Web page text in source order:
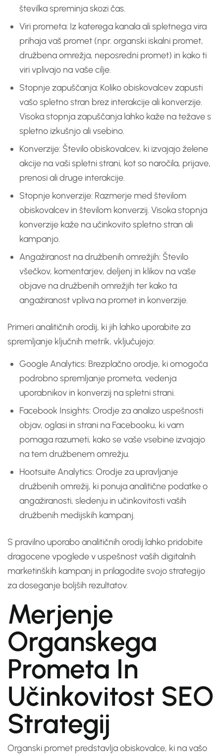
številka spreminja skozi čas.
Viri prometa: Iz katerega kanala ali spletnega vira
prihaja vaš promet (npr. organski iskalni promet,
družbena omrežja, neposredni promet) in kako ti
viri vplivajo na vaše cilje.
Stopnje zapuščanja: Koliko obiskovalcev zapusti
vašo spletno stran brez interakcije ali konverzije.
Visoka stopnja zapuščanja lahko kaže na težave s
spletno izkušnjo ali vsebino.
Konverzije: Število obiskovalcev, ki izvajajo želene
akcije na vaši spletni strani, kot so naročila, prijave,
prenosi ali druge interakcije.
Stopnje konverzije: Razmerje med številom
obiskovalcev in številom konverzij. Visoka stopnja
konverzije kaže na učinkovito spletno stran ali
kampanjo.
Angažiranost na družbenih omrežjih: Število
všečkov, komentarjev, deljenj in klikov na vaše
objave na družbenih omrežjih ter kako ta
angažiranost vpliva na promet in konverzije.
Primeri analitičnih orodij, ki jih lahko uporabite za
spremljanje ključnih metrik, vključujejo:
Google Analytics: Brezplačno orodje, ki omogoča
podrobno spremljanje prometa, vedenja
uporabnikov in konverzij na spletni strani.
Facebook Insights: Orodje za analizo uspešnosti
objav, oglasi in strani na Facebooku, ki vam
pomaga razumeti, kako se vaše vsebine izvajajo
na tem družbenem omrežju.
Hootsuite Analytics: Orodje za upravljanje
družbenih omrežij, ki ponuja analitične podatke o
angažiranosti, sledenju in učinkovitosti vaših
družbenih medijskih kampanj.
S pravilno uporabo analitičnih orodij lahko pridobite
dragocene vpoglede v uspešnost vaših digitalnih
marketinških kampanj in prilagodite svojo strategijo
za doseganje boljših rezultatov.
Merjenje
Organskega
Prometa In
Učinkovitost SEO
Strategij
Organski promet predstavlja obiskovalce, ki na vašo